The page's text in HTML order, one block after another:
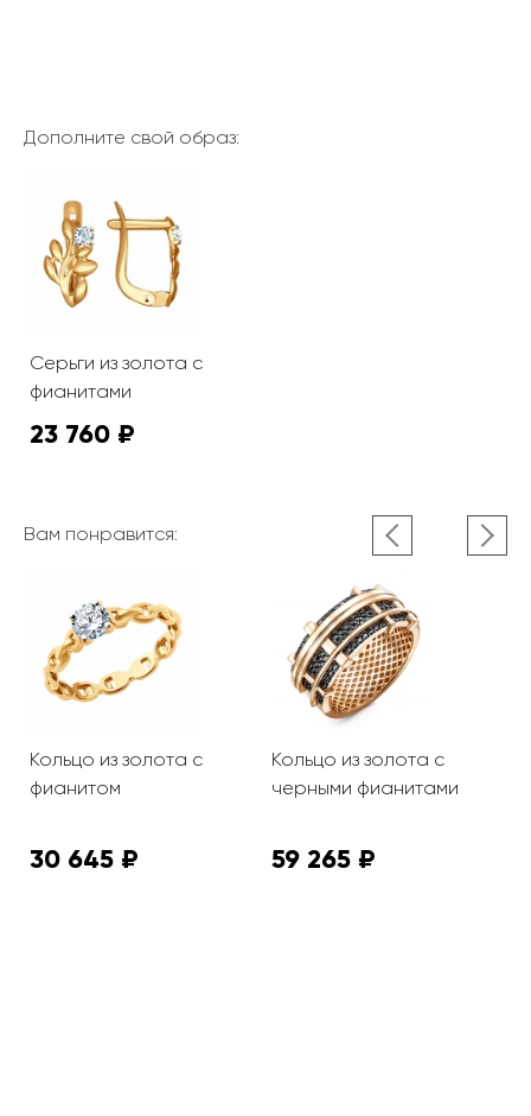
Дополните свой образ:
Серьги из золота с
фианитами
23 760 ₽
Вам понравится:
Кольцо из золота с
фианитом
30 645 ₽
Кольцо из золота с
черными фианитами
59 265 ₽